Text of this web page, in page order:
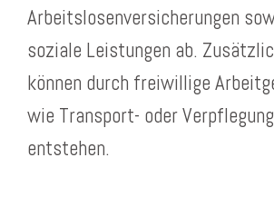
Arbeitslosenversicherungen
soziale Leistungen ab.
können durch freiwillige
wie Transport- oder
entstehen.